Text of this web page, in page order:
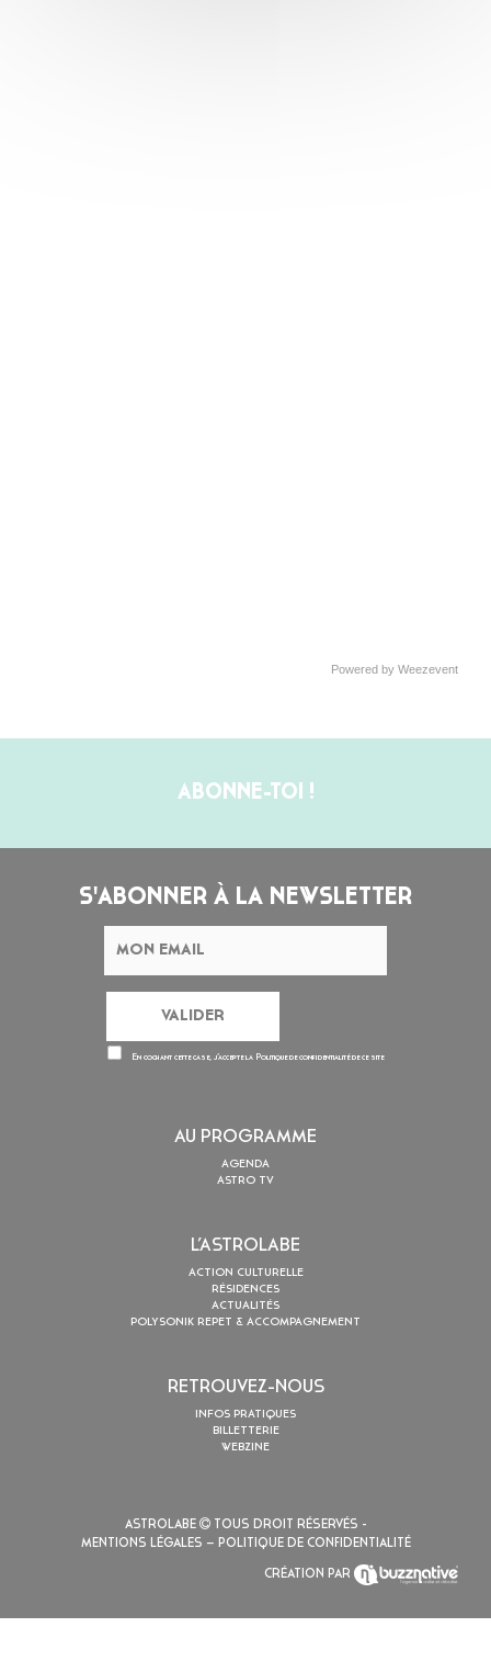
Powered by Weezevent
ABONNE-TOI !
S'ABONNER À LA NEWSLETTER
En cochant cette case, j’accepte la Politique de confidentialitéde ce site
AU PROGRAMME
AGENDA
ASTRO TV
L’ASTROLABE
ACTION CULTURELLE
RÉSIDENCES
ACTUALITÉS
POLYSONIK REPET & ACCOMPAGNEMENT
RETROUVEZ-NOUS
INFOS PRATIQUES
BILLETTERIE
WEBZINE
ASTROLABE
TOUS DROIT RÉSERVÉS -
MENTIONS LÉGALES – POLITIQUE DE CONFIDENTIALITÉ
CRÉATION PAR